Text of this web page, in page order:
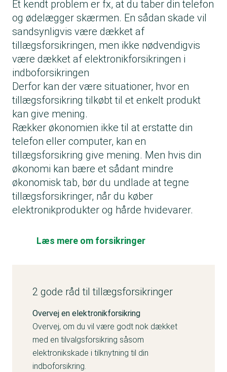
Et kendt problem er fx, at du taber din telefon
og ødelægger skærmen. En sådan skade vil
sandsynligvis være dækket af
tillægsforsikringen, men ikke nødvendigvis
være dækket af elektronikforsikringen i
indboforsikringen
Derfor kan der være situationer, hvor en
tillægsforsikring tilkøbt til et enkelt produkt
kan give mening.
Rækker økonomien ikke til at erstatte din
telefon eller computer, kan en
tillægsforsikring give mening. Men hvis din
økonomi kan bære et sådant mindre
økonomisk tab, bør du undlade at tegne
tillægsforsikringer, når du køber
elektronikprodukter og hårde hvidevarer.
Læs mere om forsikringer
2 gode råd til tillægsforsikringer
Overvej en elektronikforsikring
Overvej, om du vil være godt nok dækket
med en tilvalgsforsikring såsom
elektronikskade i tilknytning til din
indboforsikring.